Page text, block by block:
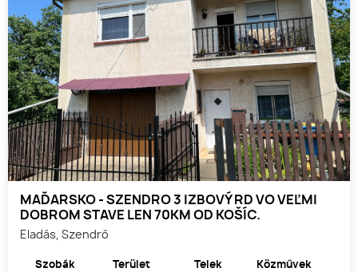
MAĎARSKO - SZENDRO 3 IZBOVÝ RD VO VEĽMI
DOBROM STAVE LEN 70KM OD KOŠÍC.
Eladás, Szendrő
Szobák
Terület
Telek
Közművek